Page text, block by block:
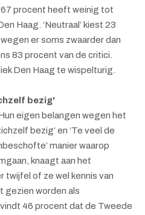
procent heeft weinig tot
Haag. ‘Neutraal’ kiest 23
er soms zwaarder dan
83 procent van de critici.
Den Haag te wispelturig.
bezig'
eigen belangen wegen het
bezig’ en ‘Te veel de
manier waarop
knaagt aan het
twijfel of ze wel kennis van
gezien worden als
vindt 46 procent dat de Tweede